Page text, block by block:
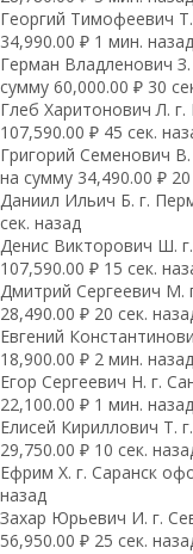
Георгий Тимофеевич
34,990.00 ₽ 1 мин. назад
Герман Владленович
сумму 60,000.00 ₽ 30
Глеб Харитонович Л.
107,590.00 ₽ 45 сек.
Григорий Семенович
на сумму 34,490.00 ₽ 20
Даниил Ильич Б. г.
сек. назад
Денис Викторович Ш.
107,590.00 ₽ 15 сек.
Дмитрий Сергеевич М.
28,490.00 ₽ 20 сек.
Евгений
18,900.00 ₽ 2 мин. назад
Егор Сергеевич Н. г.
22,100.00 ₽ 1 мин. назад
Елисей Кириллович Т.
29,750.00 ₽ 10 сек.
Ефрим Х. г. Саранск
назад
Захар Юрьевич И. г.
56,950.00 ₽ 25 сек.